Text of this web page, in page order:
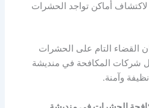
أماكن تواجد الحشرات
التام على الحشرات
شركات المكافحة في منديشة
وآمنة.